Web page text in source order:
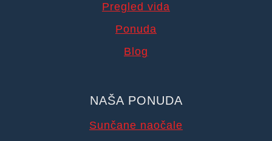
Pregled vida
Ponuda
Blog
NAŠA PONUDA
Sunčane naočale